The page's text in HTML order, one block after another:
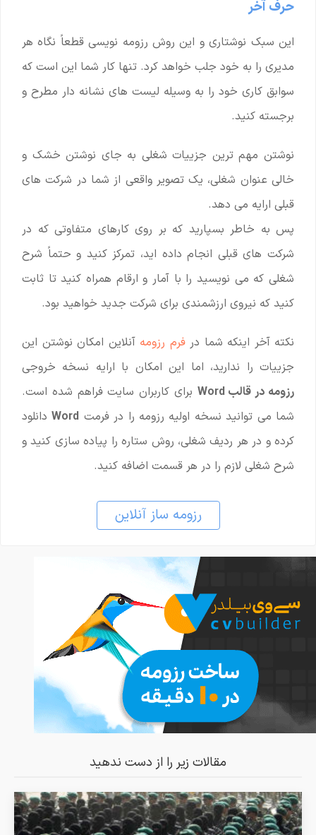
حرف آخر
این سبک نوشتاری و این روش رزومه نویسی قطعاً نگاه هر
مدیری را به خود جلب خواهد کرد. تنها کار شما این است که
سوابق کاری خود را به وسیله لیست های نشانه دار مطرح و
برجسته کنید.
نوشتن مهم ترین جزییات شغلی به جای نوشتن خشک و
خالی عنوان شغلی، یک تصویر واقعی از شما در شرکت های
قبلی ارایه می دهد.
پس به خاطر بسپارید که بر روی کارهای متفاوتی که در
شرکت های قبلی انجام داده اید، تمرکز کنید و حتماً شرح
شغلی که می نویسید را با آمار و ارقام همراه کنید تا ثابت
کنید که نیروی ارزشمندی برای شرکت جدید خواهید بود.
نکته آخر اینکه شما درفرم رزومه آنلاین امکان نوشتن این
جزییات را ندارید، اما این امکان با ارایه نسخه خروجی
رزومه در قالب Word
برای کاربران سایت فراهم شده است.
شما می توانید نسخه اولیه رزومه را در فرمت Wordدانلود
کرده و در هر ردیف شغلی، روش ستاره را پیاده سازی کنید و
شرح شغلی لازم را در هر قسمت اضافه کنید.
رزومه ساز آنلاین
مقالات زیر را از دست ندهید